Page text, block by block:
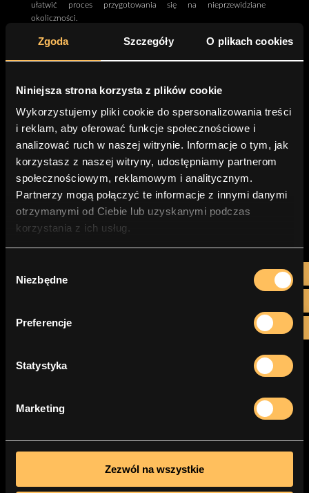
Zgoda Szczegóły O plikach cookies
Niniejsza strona korzysta z plików cookie
Wykorzystujemy pliki cookie do spersonalizowania treści
i reklam, aby oferować funkcje społecznościowe i
analizować ruch w naszej witrynie. Informacje o tym, jak
korzystasz z naszej witryny, udostępniamy partnerom
społecznościowym, reklamowym i analitycznym.
Partnerzy mogą połączyć te informacje z innymi danymi
otrzymanymi od Ciebie lub uzyskanymi podczas
korzystania z ich usług.
zgody
Niezbędne
Preferencje
Statystyka
Marketing
Zezwól na wszystkie


ułatwić proces przygotowania się na nieprzewidziane
okoliczności.
Współpraca z ekspertami, którym można zaufać:
Doradcy finansowi i ubezpieczeniowi
Radcy prawni
interesy firmy.
Regularne konsultacje
Organizowanie regularnych spotkań z doradcami, aby na
bieżąco aktualizować plany i strategie w odpowiedzi na
zmieniające się warunki rynkowe i regulacyjne.
Podsumowanie
biznes są pełne nieprzewidywalności.
ciągłe doskonalenie i adaptacja w świetle
także rozwijać się w obliczu trudności.